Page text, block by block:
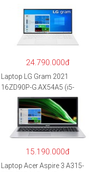
24.790.000đ
Laptop LG Gram 2021
16ZD90P-G.AX54A5 (i5-
1135G7/8GB RAM/512GB
SSD/16″WQXGA/Dos/Trắng)
15.190.000đ
Laptop Acer Aspire 3 A315-